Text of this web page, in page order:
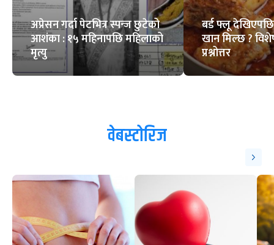
अप्रेसन गर्दा पेटभित्र स्पन्ज छुटेको
आशंका : १५ महिनापछि महिलाको
मृत्यु
बर्ड फ्लू
खान मिल्छ ?
प्रश्नोत्तर
वेबस्टोरिज